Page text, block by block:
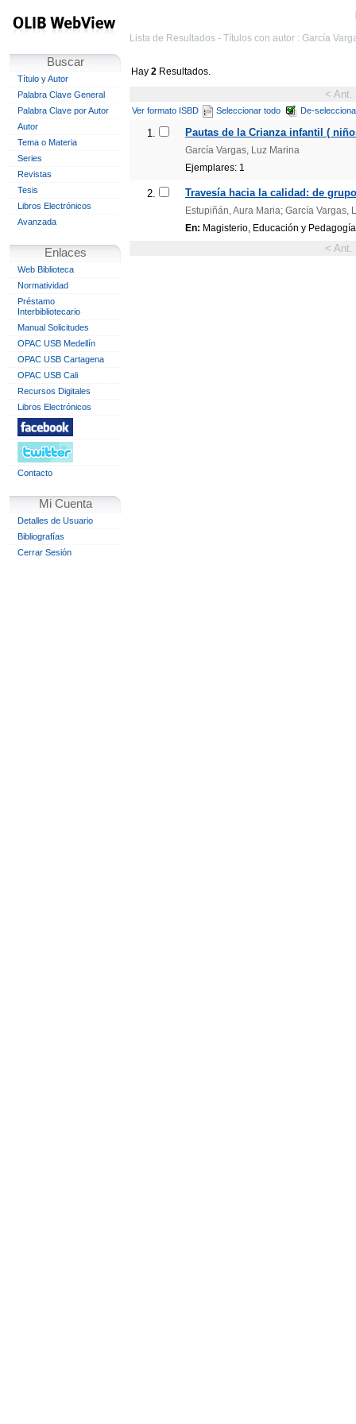
Buscar
Título y Autor
Palabra Clave General
Palabra Clave por Autor
Autor
Tema o Materia
Series
Revistas
Tesis
Libros Electrónicos
Avanzada
Enlaces
Web Biblioteca
Normatividad
Préstamo
Interbibliotecario
Manual Solicitudes
OPAC USB Medellín
OPAC USB Cartagena
OPAC USB Cali
Recursos Digitales
Libros Electrónicos
Contacto
Mi Cuenta
Detalles de Usuario
Bibliografías
Cerrar Sesión
Lista de Resultados - Títulos con autor : García
Hay 2 Resultados.
< Ant.
Ver formato ISBD Seleccionar todo De-
1. Pautas de la Crianza infantil (
García Vargas, Luz Marina
Ejemplares: 1
2. Travesía hacia la calidad: de
Estupiñán, Aura Maria; García Vargas,
En: Magisterio, Educación y
< Ant.